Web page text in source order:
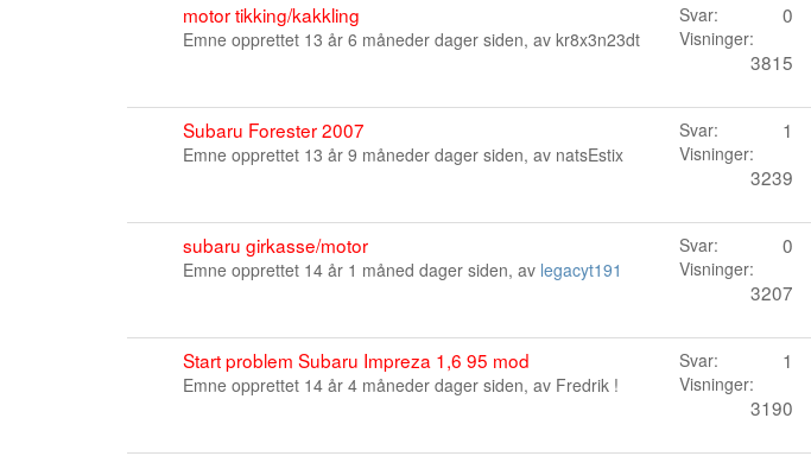
motor tikking/kakkling
Emne opprettet 13 år 6 måneder dager siden, av kr8x3n23dt
Svar: 0
Visninger:
3815
Subaru Forester 2007
Emne opprettet 13 år 9 måneder dager siden, av natsEstix
Svar: 1
Visninger:
3239
subaru girkasse/motor
Emne opprettet 14 år 1 måned dager siden, av legacyt191
Svar: 0
Visninger:
3207
Start problem Subaru Impreza 1,6 95 mod
Emne opprettet 14 år 4 måneder dager siden, av Fredrik !
Svar: 1
Visninger:
3190